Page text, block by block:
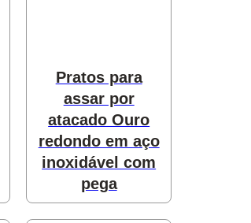
Pratos para
assar por
atacado Ouro
redondo em aço
inoxidável com
pega